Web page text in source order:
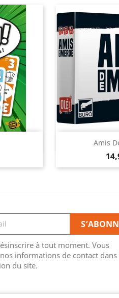
Amis

à tout moment. Vous
informations de contact dans
du site.